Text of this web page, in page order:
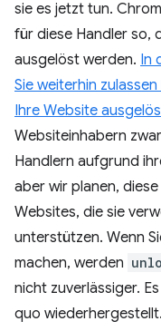
sie es jetzt tun.
für diese Handler so,
ausgelöst werden. In
Sie weiterhin
Ihre Website
Websiteinhabern
Handlern aufgrund
aber wir planen,
Websites, die sie
unterstützen. Wenn
machen, werden
nicht zuverlässiger.
quo wiederhergestellt.